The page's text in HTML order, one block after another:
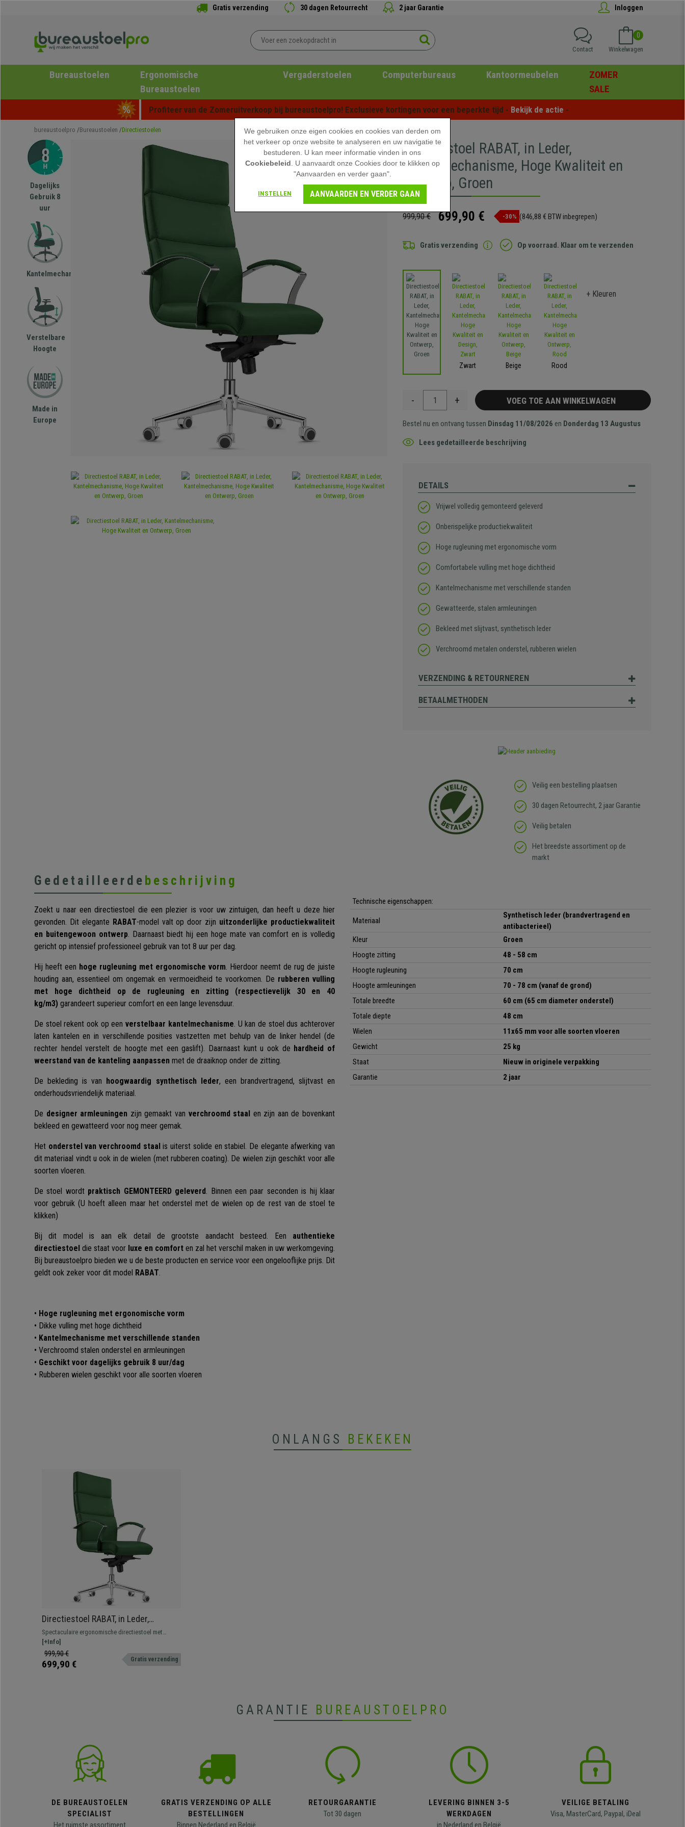
Gratis verzending 30 dagen Retourrecht 2 jaar Garantie Inloggen
0
Winkelwagen
Contact
Bureaustoelen
Ergonomische
Bureaustoelen
Vergaderstoelen Computerbureaus Kantoormeubelen
ZOMER
SALE
Profiteer van de Zomeruitverkoop bij bureaustoelpro! Exclusieve kortingen voor een beperkte tijd - Bekijk de actie -
bureaustoelpro Bureaustoelen Directiestoelen
Dagelijks
Gebruik 8
uur
Kantelmechanisme
Verstelbare
Hoogte
Made in
Europe
Directiestoel RABAT, in Leder,
Kantelmechanisme, Hoge Kwaliteit en
Ontwerp, Groen
999,90 € 699,90 € -30% (846,88 € BTW inbegrepen)
Gratis verzending Op voorraad. Klaar om te verzenden
Zwart Beige Rood
+ Kleuren
- + VOEG TOE AAN WINKELWAGEN
Bestel nu en ontvang tussen Dinsdag 11/08/2026 en Donderdag 13 Augustus
Lees gedetailleerde beschrijving
DETAILS
Vrijwel volledig gemonteerd geleverd
Onberispelijke productiekwaliteit
Hoge rugleuning met ergonomische vorm
Comfortabele vulling met hoge dichtheid
Kantelmechanisme met verschillende standen
Gewatteerde, stalen armleuningen
Bekleed met slijtvast, synthetisch leder
Verchroomd metalen onderstel, rubberen wielen
VERZENDING & RETOURNEREN
BETAALMETHODEN
Veilig een bestelling plaatsen
30 dagen Retourrecht, 2 jaar Garantie
Veilig betalen
Het breedste assortiment op de
markt
Gedetailleerde beschrijving
Zoekt u naar een directiestoel die een plezier is voor uw zintuigen, dan heeft u deze hier
gevonden. Dit elegante RABAT-model valt op door zijn uitzonderlijke productiekwaliteit
en buitengewoon ontwerp. Daarnaast biedt hij een hoge mate van comfort en is volledig
gericht op intensief professioneel gebruik van tot 8 uur per dag.
Hij heeft een hoge rugleuning met ergonomische vorm. Hierdoor neemt de rug de juiste
houding aan, essentieel om ongemak en vermoeidheid te voorkomen. De rubberen vulling
met hoge dichtheid op de rugleuning en zitting (respectievelijk 30 en 40
kg/m3) garandeert superieur comfort en een lange levensduur.
De stoel rekent ook op eenverstelbaar kantelmechanisme. U kan de stoel dus achterover
laten kantelen en in verschillende posities vastzetten met behulp van de linker hendel (de
rechter hendel verstelt de hoogte met een gaslift). Daarnaast kunt u ook de hardheid of
weerstand van de kanteling aanpassen met de draaiknop onder de zitting.
De bekleding is van hoogwaardig synthetisch leder, een brandvertragend, slijtvast en
onderhoudsvriendelijk materiaal.
De designer armleuningen zijn gemaakt van verchroomd staal en zijn aan de bovenkant
bekleed en gewatteerd voor nog meer gemak.
Het onderstel van verchroomd staalis uiterst solide en stabiel. De elegante afwerking van
dit materiaal vindt u ook in de wielen (met rubberen coating). De wielen zijn geschikt voor alle
soorten vloeren.
De stoel wordt praktisch GEMONTEERD geleverd. Binnen een paar seconden is hij klaar
voor gebruik (U hoeft alleen maar het onderstel met de wielen op de rest van de stoel te
klikken)
Bij dit model is aan elk detail de grootste aandacht besteed. Een authentieke
directiestoel die staat voor luxe en comfort en zal het verschil maken in uw werkomgeving.
Bij bureaustoelpro bieden we u de beste producten en service voor een ongelooflijke prijs. Dit
geldt ook zeker voor dit model RABAT.
• Hoge rugleuning met ergonomische vorm
• Dikke vulling met hoge dichtheid
• Kantelmechanisme met verschillende standen
• Verchroomd stalen onderstel en armleuningen
• Geschikt voor dagelijks gebruik 8 uur/dag
• Rubberen wielen geschikt voor alle soorten vloeren
Technische eigenschappen:
Materiaal
Synthetisch leder (brandvertragend en
antibacterieel)
Kleur
Groen
Hoogte zitting
48 - 58 cm
Hoogte rugleuning
70 cm
Hoogte armleuningen
70 - 78 cm (vanaf de grond)
Totale breedte
60 cm (65 cm diameter onderstel)
Totale diepte
48 cm
Wielen
11x65 mm voor alle soorten vloeren
Gewicht
25 kg
Staat
Nieuw in originele verpakking
Garantie
2 jaar
ONLANGS BEKEKEN
Directiestoel RABAT, in Leder,
Kantelmechanisme, Hoge Kwaliteit en
Ontwerp, Groen
Spectaculaire ergonomische directiestoel met
kantelmechanisme. Onberispelijk ontwerp en
afwerking. Luxe en comfort voor de beste prijs
[+Info]
999,90 €
699,90 € Gratis verzending
GARANTIE BUREAUSTOELPRO
DE BUREAUSTOELEN
SPECIALIST
Het ruimste assortiment
GRATIS VERZENDING OP ALLE
BESTELLINGEN
Binnen Nederland en België
RETOURGARANTIE
Tot 30 dagen
LEVERING BINNEN 3-5
WERKDAGEN
in Nederland en België
VEILIGE BETALING
Visa, MasterCard, Paypal, iDeal
We gebruiken onze eigen cookies en cookies van derden om
het verkeer op onze website te analyseren en uw navigatie te
bestuderen. U kan meer informatie vinden in ons
Cookiebeleid . U aanvaardt onze Cookies door te klikken op
"Aanvaarden en verder gaan".
INSTELLEN AANVAARDEN EN VERDER GAAN